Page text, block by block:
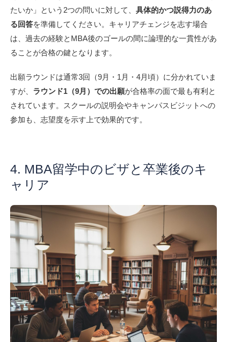
たいか」という2つの問いに対して、 具体的かつ説得力のあ
る回答を準備してください。キャリアチェンジを志す場合
は、過去の経験とMBA後のゴールの間に論理的な一貫性があ
ることが合格の鍵となります。
出願ラウンドは通常3回（9月・1月・4月頃）に分かれていま
すが、 ラウンド1（9月）での出願が合格率の面で最も有利と
されています。スクールの説明会やキャンパスビジットへの
参加も、志望度を示す上で効果的です。
4. MBA留学中のビザと卒業後のキ
ャリア